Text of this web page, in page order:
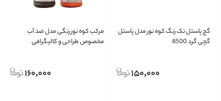
گچ پاستل تک رنگ کوه نور مدل پاستل
گچی گرد 8500
150,000
مرکب کوه نور رنگی مدل ضد آب
مخصوص طراحی و کالیگرافی
160,000